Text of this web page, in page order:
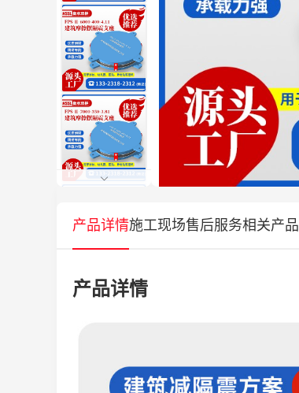
产品详情施工现场售后服务相关产品
产品详情